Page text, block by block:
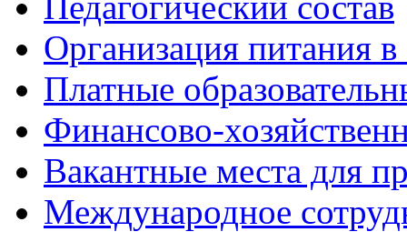
Организация питания в
Платные
Финансово-
Вакантные места для
Международное